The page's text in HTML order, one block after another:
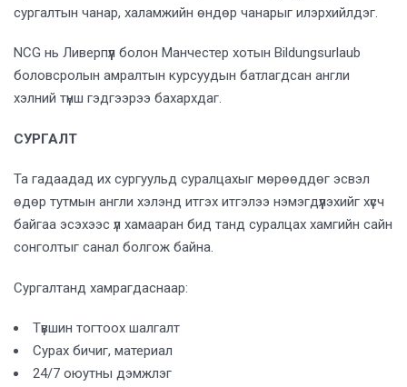
сургалтын чанар, халамжийн өндөр чанарыг илэрхийлдэг.
NCG нь Ливерпүүл болон Манчестер хотын Bildungsurlaub
боловсролын амралтын курсуудын батлагдсан англи
хэлний түнш гэдгээрээ бахархдаг.
СУРГАЛТ
Та гадаадад их сургуульд суралцахыг мөрөөддөг эсвэл
өдөр тутмын англи хэлэнд итгэх итгэлээ нэмэгдүүлэхийг хүсч
байгаа эсэхээс үл хамааран бид танд суралцах хамгийн сайн
сонголтыг санал болгож байна.
Сургалтанд хамрагдаснаар:
Түвшин тогтоох шалгалт
Сурах бичиг, материал
24/7 оюутны дэмжлэг